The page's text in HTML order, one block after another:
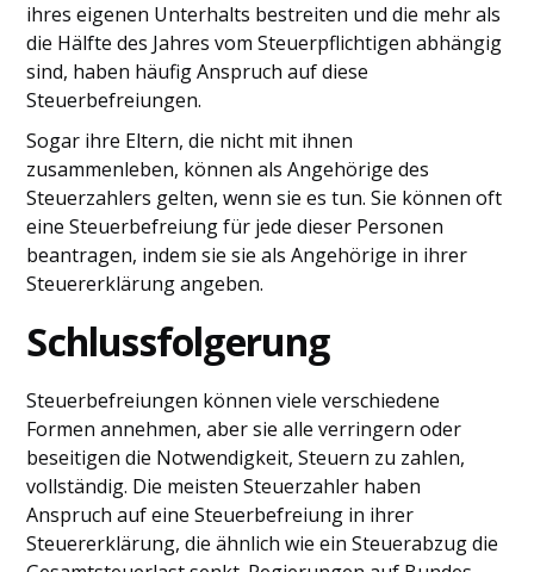
ihres eigenen Unterhalts bestreiten und die mehr als
die Hälfte des Jahres vom Steuerpflichtigen abhängig
sind, haben häufig Anspruch auf diese
Steuerbefreiungen.
Sogar ihre Eltern, die nicht mit ihnen
zusammenleben, können als Angehörige des
Steuerzahlers gelten, wenn sie es tun. Sie können oft
eine Steuerbefreiung für jede dieser Personen
beantragen, indem sie sie als Angehörige in ihrer
Steuererklärung angeben.
Schlussfolgerung
Steuerbefreiungen können viele verschiedene
Formen annehmen, aber sie alle verringern oder
beseitigen die Notwendigkeit, Steuern zu zahlen,
vollständig. Die meisten Steuerzahler haben
Anspruch auf eine Steuerbefreiung in ihrer
Steuererklärung, die ähnlich wie ein Steuerabzug die